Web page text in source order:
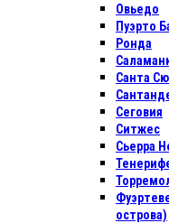
Овьедо
Пуэрто
Ронда
Санта
Сеговия
Ситжес
Сьерра
острова)